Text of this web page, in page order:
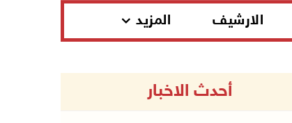
الارشيف المزيد
أحدث الاخبار